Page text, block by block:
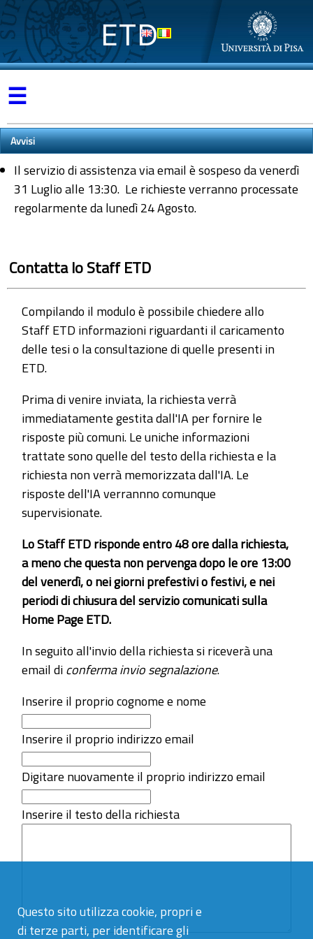
Questo sito utilizza cookie, propri e
di terze parti, per identificare gli
ETD
☰
Avvisi
Il servizio di assistenza via email è sospeso da venerdì
31 Luglio alle 13:30. Le richieste verranno processate
regolarmente da lunedì 24 Agosto.
Contatta lo Staff ETD
Compilando il modulo è possibile chiedere allo
Staff ETD informazioni riguardanti il caricamento
delle tesi o la consultazione di quelle presenti in
ETD.
Prima di venire inviata, la richiesta verrà
immediatamente gestita dall'IA per fornire le
risposte più comuni. Le uniche informazioni
trattate sono quelle del testo della richiesta e la
richiesta non verrà memorizzata dall'IA. Le
risposte dell'IA verrannno comunque
supervisionate.
Lo Staff ETD risponde entro 48 ore dalla richiesta,
a meno che questa non pervenga dopo le ore 13:00
del venerdì, o nei giorni prefestivi o festivi, e nei
periodi di chiusura del servizio comunicati sulla
Home Page ETD.
In seguito all'invio della richiesta si riceverà una
email diconferma invio segnalazione.
Inserire il proprio cognome e nome
Inserire il proprio indirizzo email
Digitare nuovamente il proprio indirizzo email
Inserire il testo della richiesta